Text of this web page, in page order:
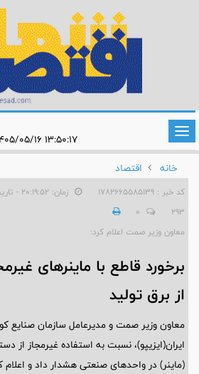
تغییر
وضعیت
ناوبری
خانه
اقتصاد
کد خبر : 1782665585139
زمان: ۲۰:۱۹:۵۲ - تاریخ: ۱۴۰۵/۰۴/۰۷
293
0
معاون وزیر صمت اعلام کرد:
برخورد قاطع با ماینرهای
از برق تولید
معاون وزیر صمت و مدیرعامل سازمان
ایران(ایزیپو)، نسبت به استفاده غیرمجاز از
(ماینر) در واحدهای صنعتی هشدار داد و اعلام